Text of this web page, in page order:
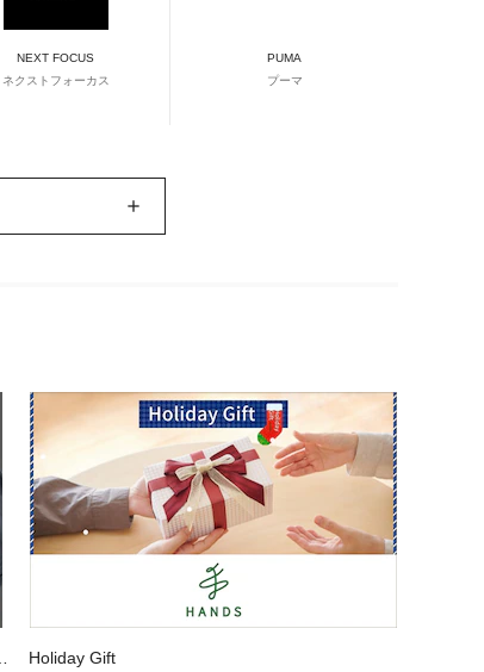
NEXT FOCUS
ネクストフォーカス
PUMA
プーマ
Holiday Gift